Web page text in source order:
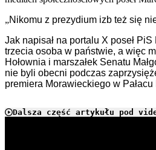
„Nikomu z prezydium izb też się
Jak napisał na portalu X poseł
trzecia osoba w państwie, a więc
Hołownia i marszałek Senatu
nie byli obecni podczas
premiera Morawieckiego w
Dalsza część artykułu pod